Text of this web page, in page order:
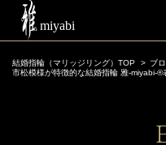
結婚指輪（マリッジリング）TOP
ブ
市松模様が特徴的な結婚指輪 雅-miyabi-®